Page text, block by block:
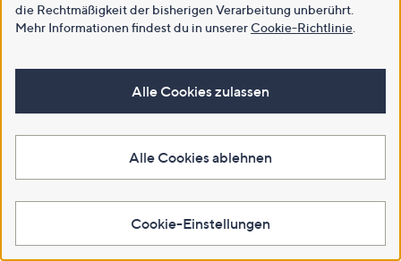
die Rechtmäßigkeit der bisherigen Verarbeitung unberührt.
Mehr Informationen findest du in unsererCookie-Richtlinie
Alle Cookies zulassen
Alle Cookies ablehnen
Cookie-Einstellungen